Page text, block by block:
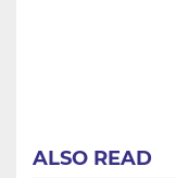
ALSO READ